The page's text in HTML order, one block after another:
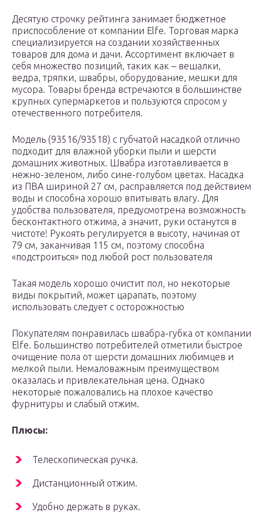
Десятую строчку рейтинга занимает бюджетное
приспособление от компании Elfe. Торговая марка
специализируется на создании хозяйственных
товаров для дома и дачи. Ассортимент включает в
себя множество позиций, таких как – вешалки,
ведра, тряпки, швабры, оборудование, мешки для
мусора. Товары бренда встречаются в большинстве
крупных супермаркетов и пользуются спросом у
отечественного потребителя.
Модель (93516/93518) с губчатой насадкой отлично
подходит для влажной уборки пыли и шерсти
домашних животных. Швабра изготавливается в
нежно-зеленом, либо сине-голубом цветах. Насадка
из ПВА шириной 27 см, расправляется под действием
воды и способна хорошо впитывать влагу. Для
удобства пользователя, предусмотрена возможность
бесконтактного отжима, а значит, руки останутся в
чистоте! Рукоять регулируется в высоту, начиная от
79 см, заканчивая 115 см, поэтому способна
«подстроиться» под любой рост пользователя
Такая модель хорошо очистит пол, но некоторые
виды покрытий, может царапать, поэтому
использовать следует с осторожностью
Покупателям понравилась швабра-губка от компании
Elfe. Большинство потребителей отметили быстрое
очищение пола от шерсти домашних любимцев и
мелкой пыли. Немаловажным преимуществом
оказалась и привлекательная цена. Однако
некоторые пожаловались на плохое качество
фурнитуры и слабый отжим.
Плюсы:
Телескопическая ручка.
Дистанционный отжим.
Удобно держать в руках.